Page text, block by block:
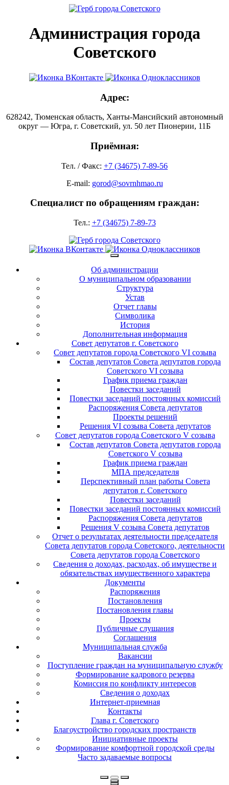
Администрация города
Советского
Адрес:
628242, Тюменская область, Ханты-Мансийский автономный
округ — Югра, г. Советский, ул. 50 лет Пионерии, 11Б
Приёмная:
Тел. / Факс: +7 (34675) 7-89-56
E-mail: gorod@sovrnhmao.ru
Специалист по обращениям граждан:
Тел.: +7 (34675) 7-89-73
Об администрации
О муниципальном образовании
Структура
Устав
Отчет главы
Символика
История
Дополнительная информация
Совет депутатов г. Советского
Совет депутатов города Советского VI созыва
Состав депутатов Совета депутатов города
Советского VI созыва
График приема граждан
Повестки заседаний
Повестки заседаний постоянных комиссий
Распоряжения Совета депутатов
Проекты решений
Решения VI созыва Совета депутатов
Совет депутатов города Советского V созыва
Состав депутатов Совета депутатов города
Советского V созыва
График приема граждан
МПА председателя
Перспективный план работы Совета
депутатов г. Советского
Повестки заседаний
Повестки заседаний постоянных комиссий
Распоряжения Совета депутатов
Решения V созыва Совета депутатов
Отчет о результатах деятельности председателя
Совета депутатов города Советского, деятельности
Совета депутатов города Советского
Сведения о доходах, расходах, об имуществе и
обязательствах имущественного характера
Документы
Распоряжения
Постановления
Постановления главы
Проекты
Публичные слушания
Соглашения
Муниципальная служба
Вакансии
Поступление граждан на муниципальную службу
Формирование кадрового резерва
Комиссия по конфликту интересов
Сведения о доходах
Интернет-приемная
Контакты
Глава г. Советского
Благоустройство городских пространств
Инициативные проекты
Формирование комфортной городской среды
Часто задаваемые вопросы